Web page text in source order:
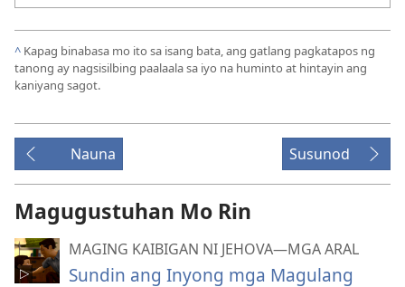
^ Kapag binabasa mo ito sa isang bata, ang gatlang pagkatapos ng
tanong ay nagsisilbing paalaala sa iyo na huminto at hintayin ang
kaniyang sagot.
Nauna Susunod
Magugustuhan Mo Rin
MAGING KAIBIGAN NI JEHOVA—MGA ARAL
Sundin ang Inyong mga Magulang